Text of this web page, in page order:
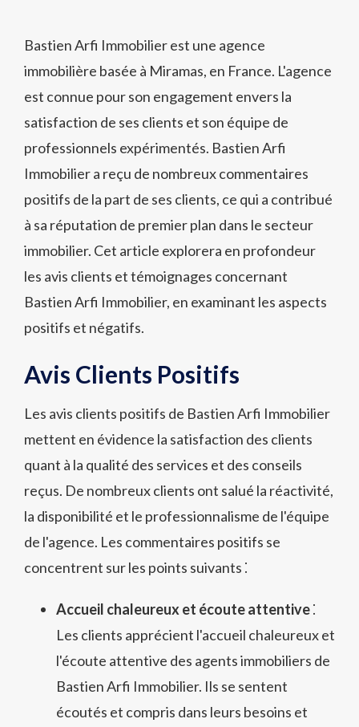
Bastien Arfi Immobilier est une agence
immobilière basée à Miramas, en France. L'agence
est connue pour son engagement envers la
satisfaction de ses clients et son équipe de
professionnels expérimentés. Bastien Arfi
Immobilier a reçu de nombreux commentaires
positifs de la part de ses clients, ce qui a contribué
à sa réputation de premier plan dans le secteur
immobilier. Cet article explorera en profondeur
les avis clients et témoignages concernant
Bastien Arfi Immobilier, en examinant les aspects
positifs et négatifs.
Avis Clients Positifs
Les avis clients positifs de Bastien Arfi Immobilier
mettent en évidence la satisfaction des clients
quant à la qualité des services et des conseils
reçus. De nombreux clients ont salué la réactivité,
la disponibilité et le professionnalisme de l'équipe
de l'agence. Les commentaires positifs se
concentrent sur les points suivants ⁚
Accueil chaleureux et écoute attentive⁚
Les clients apprécient l'accueil chaleureux et
l'écoute attentive des agents immobiliers de
Bastien Arfi Immobilier. Ils se sentent
écoutés et compris dans leurs besoins et